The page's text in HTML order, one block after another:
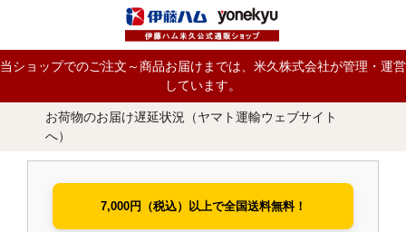
当ショップでのご注文～商品お届けまでは、米久株式会社が管理・運営
しています。
お荷物のお届け遅延状況（ヤマト運輸ウェブサイト
へ）
7,000円（税込）以上で全国送料無料！